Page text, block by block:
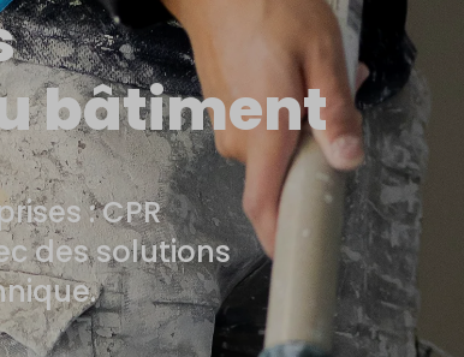
bâtiment
: CPR
des solutions